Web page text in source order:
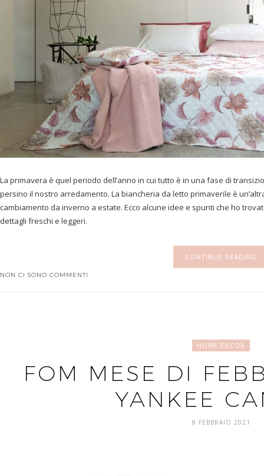
La primavera è quel periodo dell’anno in cui tutto è in una fase di
persino il nostro arredamento. La biancheria da letto primaverile è
cambiamento da inverno a estate. Ecco alcune idee e spunti che ho
dettagli freschi e leggeri.
CONTINUE READING
NON CI SONO COMMENTI
HOME DECOR
FOM MESE DI
YANKEE
8 FEBBRAIO 2021